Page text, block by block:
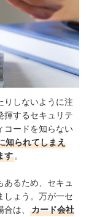
りしないように注
揮するセキュリテ
コードを知らない
知られてしまえ
す 。
るため、セキュ
しょう。万が一セ
は、
カード会社